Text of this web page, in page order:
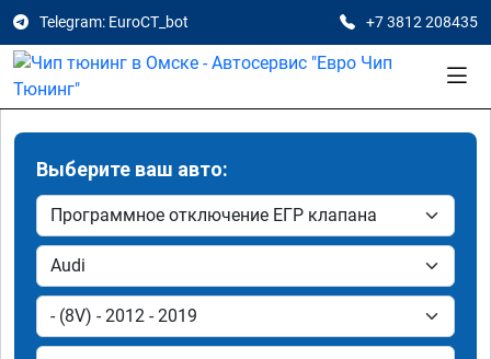
Telegram: EuroCT_bot +7 3812 208435
Выберите ваш авто: